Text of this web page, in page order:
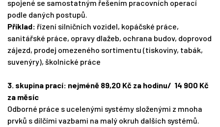
spojené se samostatným řešením pracovních operací
podle daných postupů.
Příklad: řízení silničních vozidel, kopáčské práce,
sanitářské práce, opravy dlažeb, ochrana budov, doprovod
zájezd, prodej omezeného sortimentu (tiskoviny, tabák,
suvenýry), školnické práce
3. skupina prací: nejméně 89,20 Kč za hodinu/ 14 900 Kč
za měsíc
Odborné práce s ucelenými systémy složenými z mnoha
prvků s dílčími vazbami na malý okruh dalších systémů.